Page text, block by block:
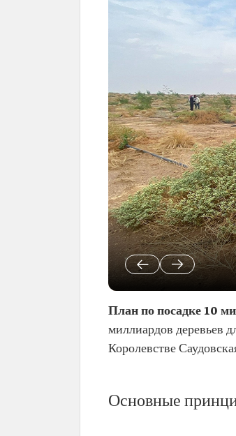
План по посадке 10
миллиардов деревьев
Королевстве
Основные